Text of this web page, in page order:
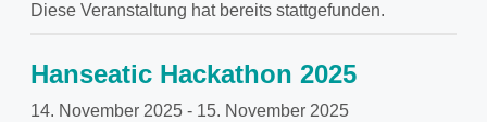
Diese Veranstaltung hat bereits stattgefunden.
Hanseatic Hackathon 2025
14. November 2025 - 15. November 2025